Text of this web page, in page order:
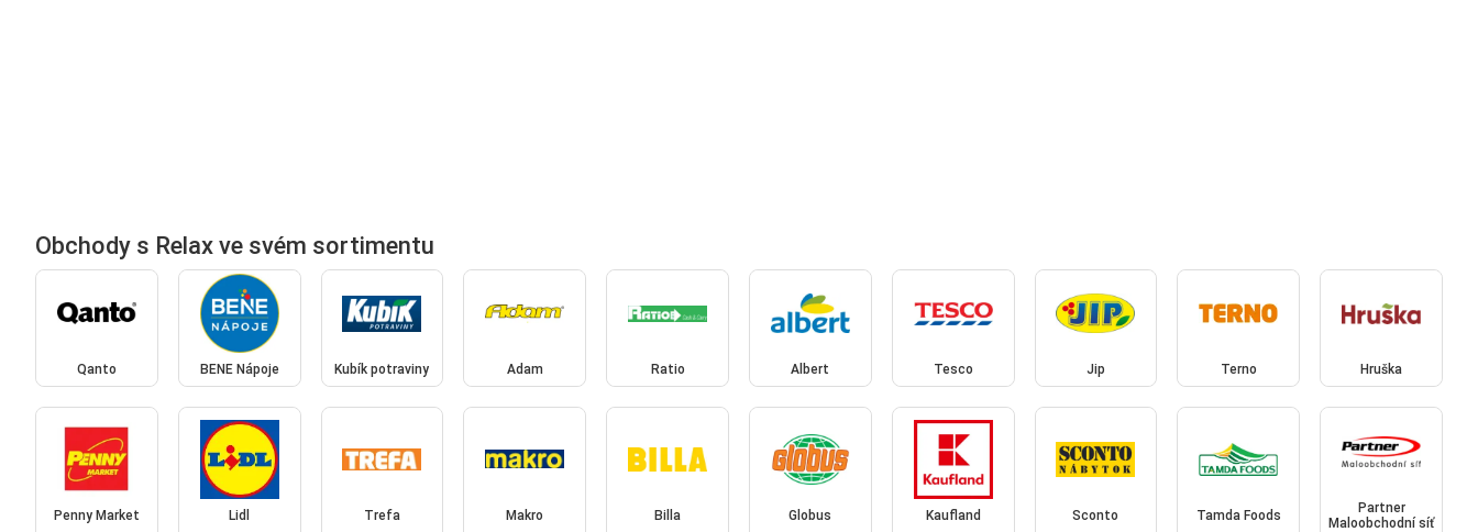
Obchody s Relax ve svém sortimentu
Qanto BENE Nápoje Kubík potraviny Adam Ratio Albert Tesco Jip Terno Hruška
Penny Market Lidl Trefa Makro Billa Globus Kaufland Sconto Tamda Foods
Partner
Maloobchodní síť